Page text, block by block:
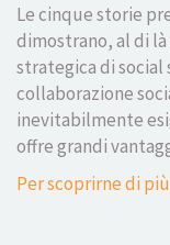
Le cinque storie
dimostrano, al di
strategica di
collaborazione
inevitabilmente
offre grandi
Per scoprirne di più